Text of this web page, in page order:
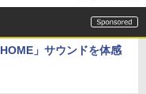
」サウンドを体感